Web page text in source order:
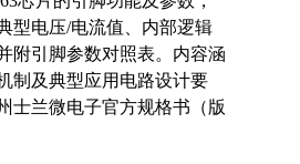
型电压/电流值、内部逻辑
附引脚参数对照表。内容涵
制及典型应用电路设计要
士兰微电子官方规格书（版